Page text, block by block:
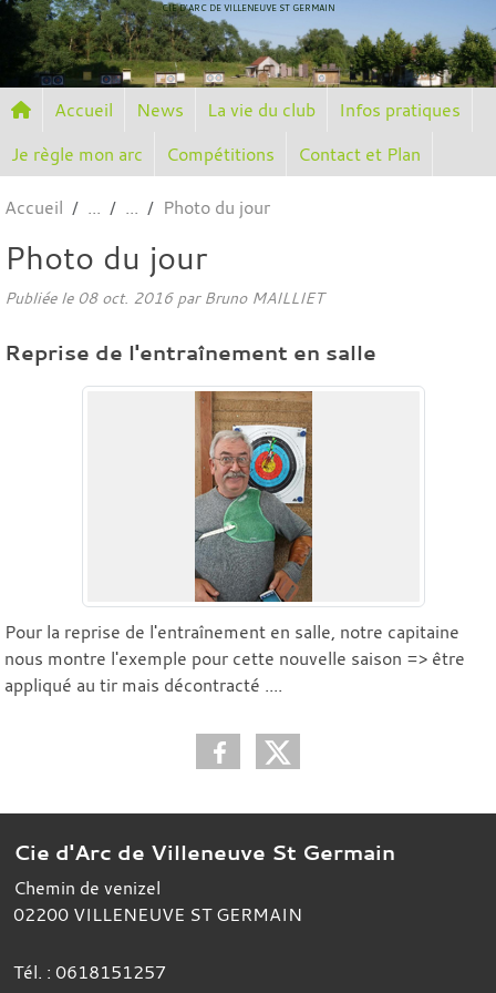
CIE D'ARC DE VILLENEUVE ST GERMAIN
Accueil News La vie du club
Infos pratiques
Je règle mon arc
Compétitions Contact et Plan
Accueil Photo du jour
Photo du jour
Publiée le 08 oct. 2016par Bruno MAILLIET
Reprise de l'entraînement en salle
Pour la reprise de l'entraînement en salle, notre capitaine
nous montre l'exemple pour cette nouvelle saison => être
appliqué au tir mais décontracté ....
Cie d'Arc de Villeneuve St Germain
Chemin de venizel
02200 VILLENEUVE ST GERMAIN
Tél. : 0618151257
Panneau de gestion des cookies